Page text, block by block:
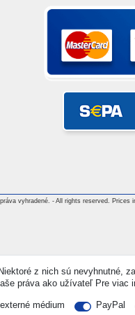
vyhradené. - All rights reserved. Prices
z nich sú nevyhnutné,
práva ako užívateľ Pre viac
externé médium PayPal